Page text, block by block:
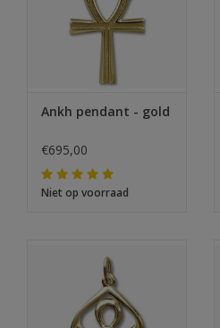
Ankh pendant - gold
€695,00
Niet op voorraad